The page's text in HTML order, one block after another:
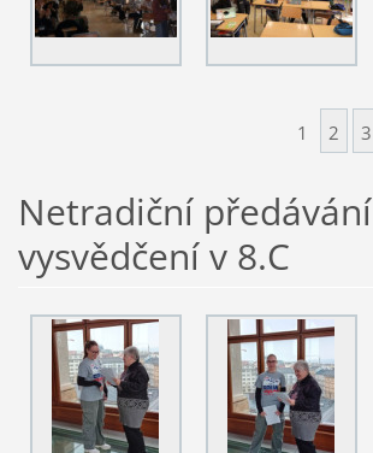
1 2 3
Netradiční předávání
vysvědčení v 8.C